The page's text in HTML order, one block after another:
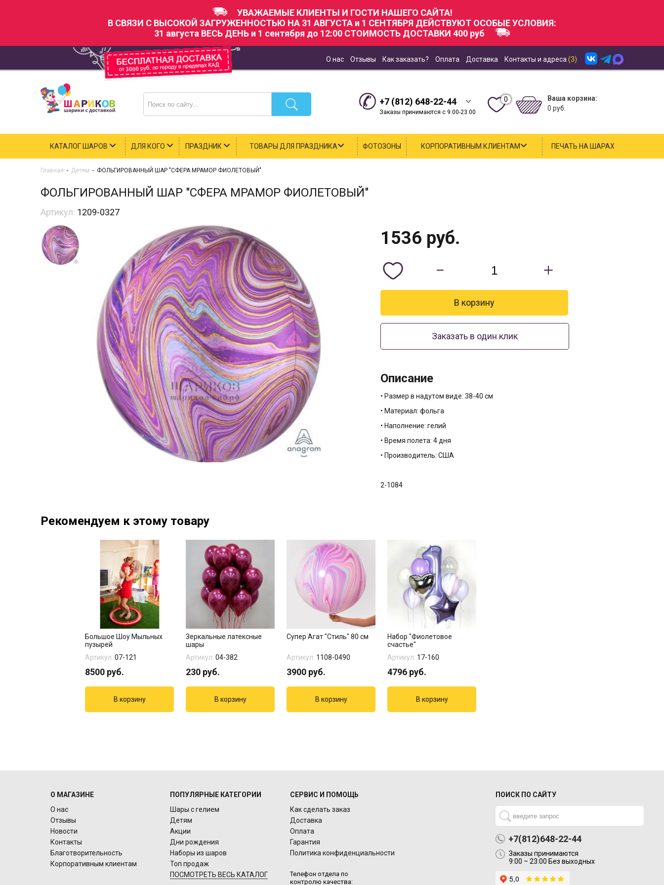
УВАЖАЕМЫЕ КЛИЕНТЫ И ГОСТИ НАШЕГО САЙТА!
В СВЯЗИ С ВЫСОКОЙ ЗАГРУЖЕННОСТЬЮ НА 31 АВГУСТА и 1 СЕНТЯБРЯ ДЕЙСТВУЮТ ОСОБЫЕ УСЛОВИЯ:
31 августа ВЕСЬ ДЕНЬ и 1 сентября до 12:00 СТОИМОСТЬ ДОСТАВКИ 400 руб
О нас Отзывы Как заказать? Оплата Доставка Контакты и адреса (3)
+7 (812) 648-22-44
Заказы принимаются с 9.00-23.00
0
Ваша корзина:
0 руб.
КАТАЛОГ ШАРОВ ДЛЯ КОГО ПРАЗДНИК ТОВАРЫ ДЛЯ ПРАЗДНИКА ФОТОЗОНЫ КОРПОРАТИВНЫМ КЛИЕНТАМ ПЕЧАТЬ НА ШАРАХ
Главная - Детям - ФОЛЬГИРОВАННЫЙ ШАР "СФЕРА МРАМОР ФИОЛЕТОВЫЙ"
ФОЛЬГИРОВАННЫЙ ШАР "СФЕРА МРАМОР ФИОЛЕТОВЫЙ"
Артикул: 1209-0327
1536 руб.
Заказать в один клик
Описание
• Размер в надутом виде: 38-40 см
• Материал: фольга
• Наполнение: гелий
• Время полета: 4 дня
• Производитель: США
2-1084
Рекомендуем к этому товару
Большое Шоу Мыльных
пузырей
Артикул: 07-121
8500 руб.
Зеркальные латексные
шары
Артикул: 04-382
230 руб.
Супер Агат "Стиль" 80 см
Артикул: 1108-0490
3900 руб.
Набор "Фиолетовое
счастье"
Артикул: 17-160
4796 руб.
О МАГАЗИНЕ
О нас
Отзывы
Новости
Контакты
Благотворительность
Корпоративным клиентам
ПОПУЛЯРНЫЕ КАТЕГОРИИ
Шары с гелием
Детям
Акции
Дни рождения
Наборы из шаров
Топ продаж
ПОСМОТРЕТЬ ВЕСЬ КАТАЛОГ
СЕРВИС И ПОМОЩЬ
Как сделать заказ
Доставка
Оплата
Гарантия
Политика конфиденциальности
Телефон отдела по
контролю качества:
ПОИСК ПО САЙТУ
+7(812)648-22-44
Заказы принимаются
9:00 – 23:00 Без выходных